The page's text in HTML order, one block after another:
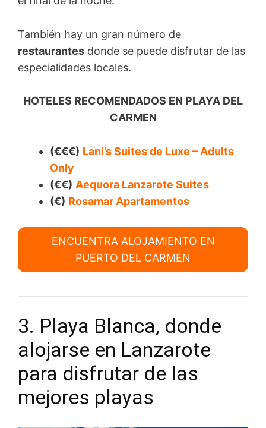
También hay un gran número de
restaurantes donde se puede disfrutar de las
especialidades locales.
HOTELES RECOMENDADOS EN PLAYA DEL
CARMEN
(€€€) Lani’s Suites de Luxe – Adults
Only
(€€) Aequora Lanzarote Suites
(€) Rosamar Apartamentos
ENCUENTRA ALOJAMIENTO EN
PUERTO DEL CARMEN
3. Playa Blanca, donde
alojarse en Lanzarote
para disfrutar de las
mejores playas